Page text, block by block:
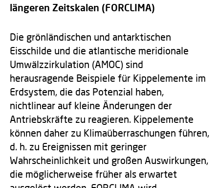
längeren Zeitskalen (FORCLIMA)
Die grönländischen und antarktischen
Eisschilde und die atlantische meridionale
Umwälzzirkulation (AMOC) sind
herausragende Beispiele für Kippelemente im
Erdsystem, die das Potenzial haben,
nichtlinear auf kleine Änderungen der
Antriebskräfte zu reagieren. Kippelemente
können daher zu Klimaüberraschungen führen,
d. h. zu Ereignissen mit geringer
Wahrscheinlichkeit und großen Auswirkungen,
die möglicherweise früher als erwartet